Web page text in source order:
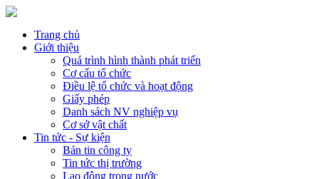
Trang chủ
Giới thiệu
Quá trình hình thành phát triển
Cơ cấu tổ chức
Điều lệ tổ chức và hoạt động
Giấy phép
Danh sách NV nghiệp vụ
Cơ sở vật chất
Tin tức - Sự kiện
Bản tin công ty
Tin tức thị trường
Lao động trong nước